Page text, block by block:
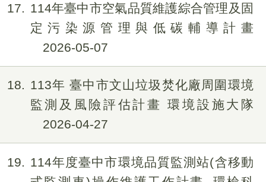
17
114年臺中市空氣品質維護綜合管理及固
定污染源管理與低碳輔導計畫
2026-05-07
18
113年 臺中市文山垃圾焚化廠周圍環境
監測及風險評估計畫 環境設施大隊
2026-04-27
19
114年度臺中市環境品質監測站(含移動